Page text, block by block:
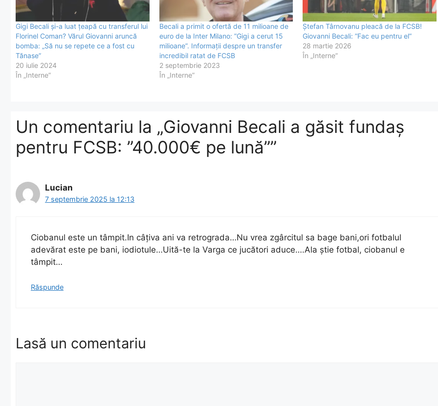
Gigi Becali și-a luat țeapă cu transferul lui
Florinel Coman? Vărul Giovanni aruncă
bomba: „Să nu se repete ce a fost cu
Tănase”
20 iulie 2024
În „Interne”
Becali a primit o ofertă de 11 milioane de
euro de la Inter Milano: ”Gigi a cerut 15
milioane”. Informații despre un transfer
incredibil ratat de FCSB
2 septembrie 2023
În „Interne”
Ștefan Târnovanu pleacă de la FCSB!
Giovanni Becali: ”Fac eu pentru el”
28 martie 2026
În „Interne”
Un comentariu la „Giovanni Becali a găsit fundaș
pentru FCSB: ”40.000€ pe lună””
Lucian
7 septembrie 2025 la 12:13
Ciobanul este un tâmpit.In câțiva ani va retrograda…Nu vrea zgârcitul sa bage bani,ori fotbalul
adevărat este pe bani, iodiotule…Uită-te la Varga ce jucători aduce….Ala știe fotbal, ciobanul e
tâmpit…
Răspunde
Lasă un comentariu